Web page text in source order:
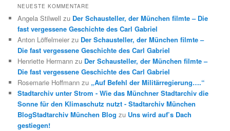
NEUESTE KOMMENTARE
Angela Stilwell zu Der Schausteller, der München filmte – Die
fast vergessene Geschichte des Carl Gabriel
Anton Löffelmeier zu Der Schausteller, der München filmte –
Die fast vergessene Geschichte des Carl Gabriel
Henriette Hermann zu Der Schausteller, der München filmte –
Die fast vergessene Geschichte des Carl Gabriel
Rosemarie Hoffmann zu „Auf Befehl der Militärregierung….“
Stadtarchiv unter Strom - Wie das Münchner Stadtarchiv die
Sonne für den Klimaschutz nutzt - Stadtarchiv München
BlogStadtarchiv München Blog zu Uns wird auf’s Dach
gestiegen!